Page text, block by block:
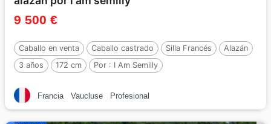
9 500 €
Caballo en venta Caballo castrado Silla Francés
Alazán
3 años
172 cm Por : I Am Semilly
Francia Vaucluse Profesional